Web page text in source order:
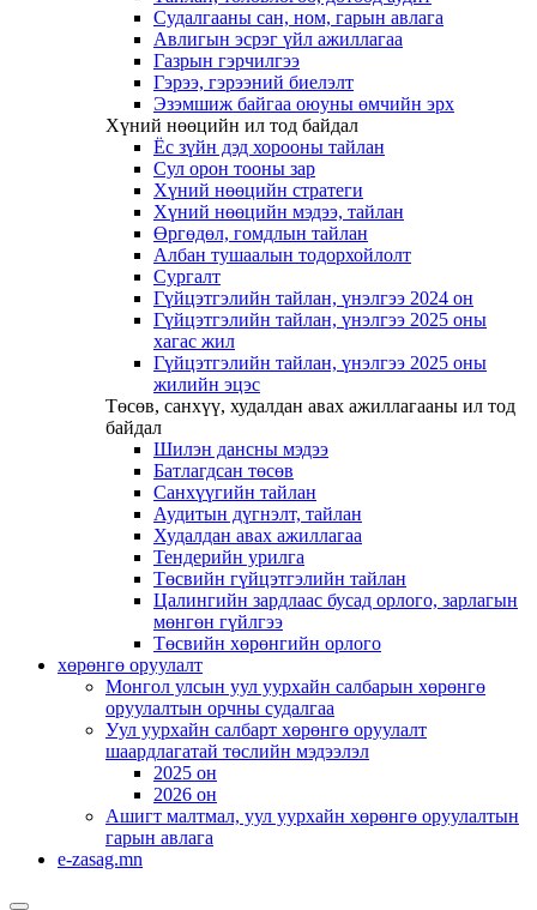
Судалгааны сан, ном, гарын авлага
Авлигын эсрэг үйл ажиллагаа
Газрын гэрчилгээ
Гэрээ, гэрээний биелэлт
Эзэмшиж байгаа оюуны өмчийн эрх
Хүний нөөцийн ил тод байдал
Ёс зүйн дэд хорооны тайлан
Сул орон тооны зар
Хүний нөөцийн стратеги
Хүний нөөцийн мэдээ, тайлан
Өргөдөл, гомдлын тайлан
Албан тушаалын тодорхойлолт
Сургалт
Гүйцэтгэлийн тайлан, үнэлгээ 2024 он
Гүйцэтгэлийн тайлан, үнэлгээ 2025 оны
хагас жил
Гүйцэтгэлийн тайлан, үнэлгээ 2025 оны
жилийн эцэс
Төсөв, санхүү, худалдан авах ажиллагааны ил тод
байдал
Шилэн дансны мэдээ
Батлагдсан төсөв
Санхүүгийн тайлан
Аудитын дүгнэлт, тайлан
Худалдан авах ажиллагаа
Тендерийн урилга
Төсвийн гүйцэтгэлийн тайлан
Цалингийн зардлаас бусад орлого, зарлагын
мөнгөн гүйлгээ
Төсвийн хөрөнгийн орлого
хөрөнгө оруулалт
Монгол улсын уул уурхайн салбарын хөрөнгө
оруулалтын орчны судалгаа
Уул уурхайн салбарт хөрөнгө оруулалт
шаардлагатай төслийн мэдээлэл
2025 он
2026 он
Ашигт малтмал, уул уурхайн хөрөнгө оруулалтын
гарын авлага
e-zasag.mn